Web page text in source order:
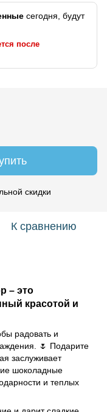
сегодня, будут
после
скидки
К сравнению
– это
красотой и
радовать и
🌷 Подарите
заслуживает
шоколадные
и теплых